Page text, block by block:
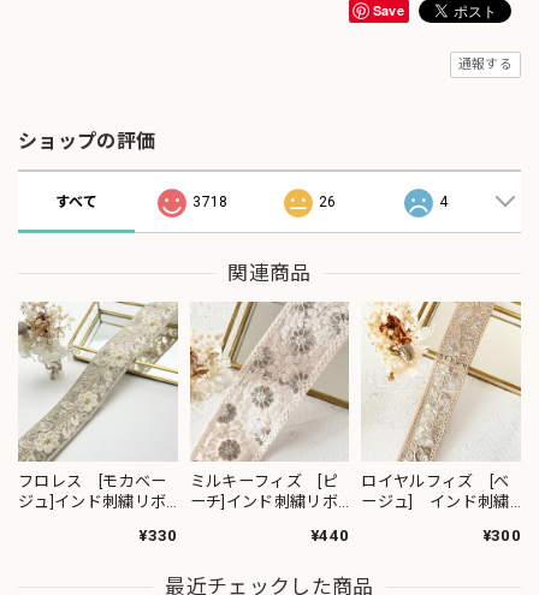
Save
通報する
ショップの評価
すべて 3718 26 4
関連商品
フロレス [モカベー
ジュ]インド刺繍リボ
¥330
ミルキーフィズ [ピ
ーチ]インド刺繍リボ
¥440
ロイヤルフィズ [ベ
ージュ] インド刺繍
¥300
最近チェックした商品